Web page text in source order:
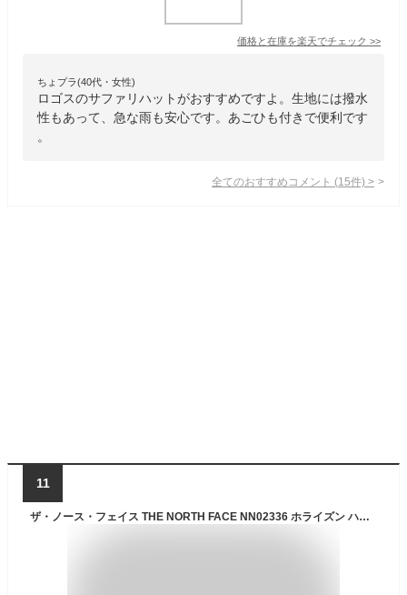
価格と在庫を楽天でチェック >>
ちょプラ(40代・女性)
ロゴスのサファリハットがおすすめですよ。生地には撥水
性もあって、急な雨も安心です。あごひも付きで便利です
。
全てのおすすめコメント (15件) >
11
ザ・ノース・フェイス THE NORTH FACE NN02336 ホライズン ハット HORIZON HAT トレッキング アドベンチャー アウトドア キャンプ メンズ レディース ユニセックス UVケア 日焼け防止 登山 撥水 帽子 8カラー 国内正規 2023SS